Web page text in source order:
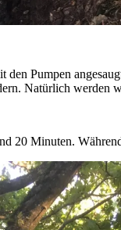
den Pumpen
Natürlich
20 Minuten.